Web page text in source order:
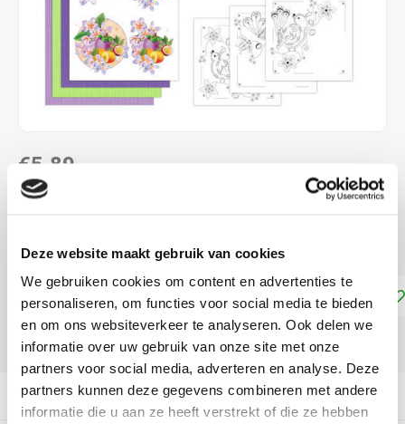
Deze website maakt gebruik van cookies
We gebruiken cookies om content en advertenties te
personaliseren, om functies voor social media te bieden
en om ons websiteverkeer te analyseren. Ook delen we
informatie over uw gebruik van onze site met onze
partners voor social media, adverteren en analyse. Deze
partners kunnen deze gegevens combineren met andere
informatie die u aan ze heeft verstrekt of die ze hebben
€5,89
DIRECT LEVERBAAR
Maak 3 kaarten met Hobbydots stickers kerst
Toevoegen aan winkelwagen
DELEN:
Productomschrijving